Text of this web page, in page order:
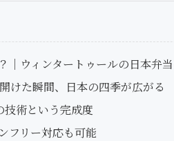
｜ウィンタートゥールの日本弁
けた瞬間、日本の四季が広がる
術という完成度
フリー対応も可能